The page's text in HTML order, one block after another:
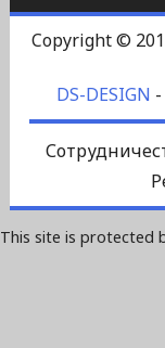
Copyright ©
DS-DESIGN -
This site is protected